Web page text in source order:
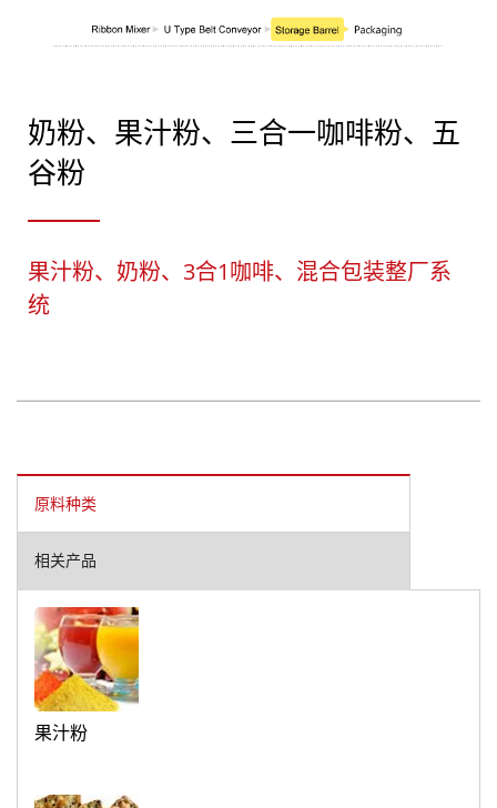
奶粉、果汁粉、三合一咖啡粉、五
谷粉
果汁粉、奶粉、3合1咖啡、混合包装整厂系
统
原料种类
相关产品
果汁粉